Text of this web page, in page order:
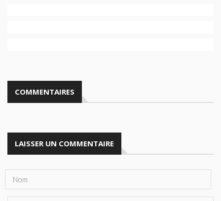
COMMENTAIRES
LAISSER UN COMMENTAIRE